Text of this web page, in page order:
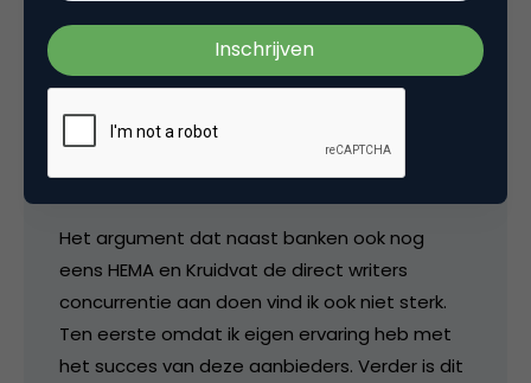
Ook je andere argumenten doen mij vreemd
aan : ik zie niet hoe direct writers een beperkt
distributiedomein hebben online. Zeker niet als
je nu ziet dat direct writers het uitstekend
doen op internet.
Het argument dat naast banken ook nog
eens HEMA en Kruidvat de direct writers
concurrentie aan doen vind ik ook niet sterk.
Ten eerste omdat ik eigen ervaring heb met
het succes van deze aanbieders. Verder is dit